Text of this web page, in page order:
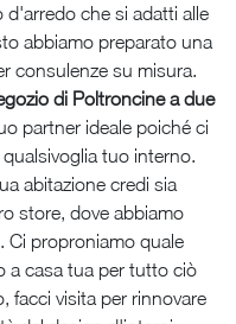
che si adatti alle
abbiamo preparato una
consulenze su misura.
di Poltroncine a due
partner ideale poiché ci
tuo interno.
abitazione credi sia
store, dove abbiamo
Ci proproniamo quale
a casa tua per tutto ciò
facci visita per rinnovare